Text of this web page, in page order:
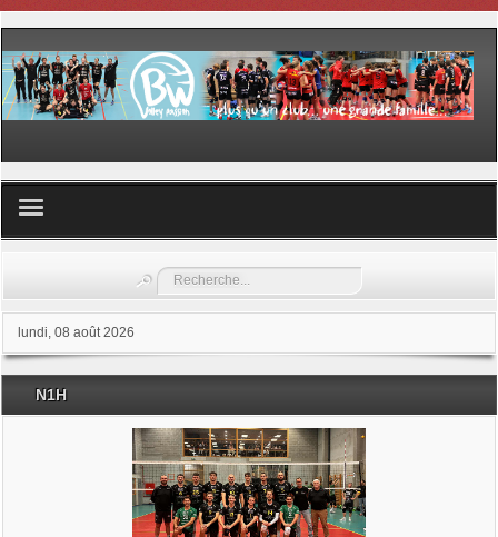
Les samedis du sport
Les stages
Documents
Rechercher
lundi, 08 août 2026
N1H